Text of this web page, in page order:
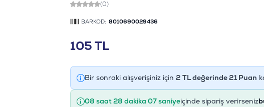
(0)
BARKOD: 8010690029436
105TL
Bir sonraki alışverişiniz için 2 TL değerinde21Puan
08 saat 28 dakika 07 saniyeiçinde sipariş verirseniz